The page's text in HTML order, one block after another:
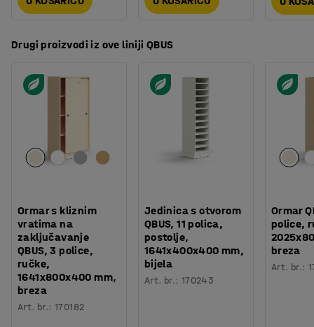
Drugi proizvodi iz ove liniji QBUS
Ormar s kliznim
vratima na
zaključavanje
QBUS, 3 police,
ručke,
1641x800x400 mm,
breza
Art. br.:170182
Jedinica s otvorom
QBUS, 11 polica,
postolje,
1641x400x400 mm,
bijela
Art. br.: 170243
Ormar
police,
breza
Art. br.: